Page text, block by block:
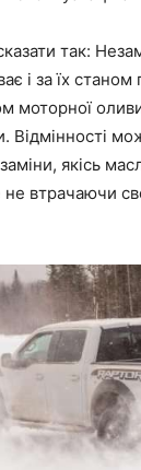
так:
і за їх
моторної
Відмінності
якісь
втрачаючи